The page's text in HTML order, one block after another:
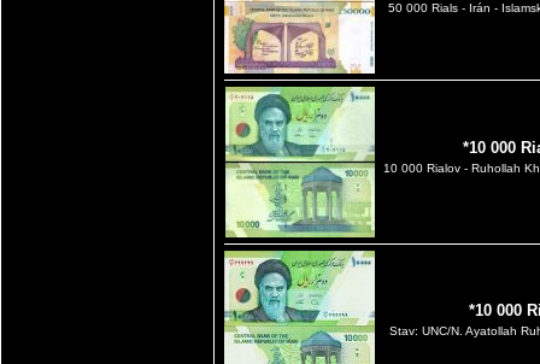
50 000 Rials - Irán -
*10 000
10 000 Rialov - Ruhollah
*10 000
Stav: UNC/N. Ayatollah